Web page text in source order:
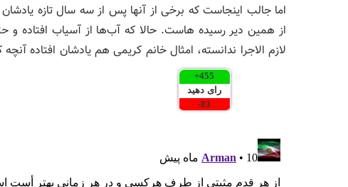
اما جالب اینجاست که برخی‌ از آنها پس از سه سال تازه
از همین دیر رسیده‌ هاست. حالا که آب‌ها از آسیاب افتاده
لازم الاجرا ندانسته، امثال خانم کریمی هم یادشان افتاده
455
+
رای دهید
83
-